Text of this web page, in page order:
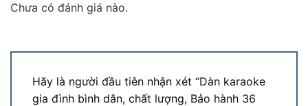
Chưa có đánh giá nào.
Hãy là người đầu tiên nhận xét “Dàn karaoke
gia đình bình dân, chất lượng, Bảo hành 36